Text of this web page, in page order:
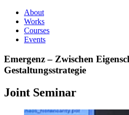
About
Works
Courses
Events
Emergenz – Zwischen
Gestaltungsstrategie
Joint Seminar